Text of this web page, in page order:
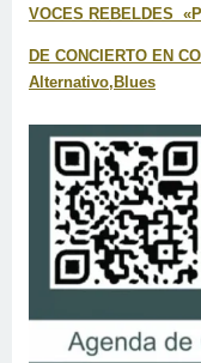
VOCES REBELDES
DE CONCIERTO EN
Alternativo,Blues